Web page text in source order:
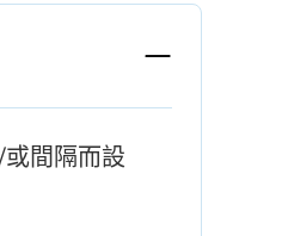
間隔而設